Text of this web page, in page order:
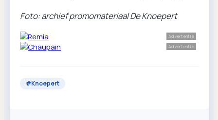
Foto: archief promomateriaal De Knoepert
Advertentie
Advertentie
#Knoepert